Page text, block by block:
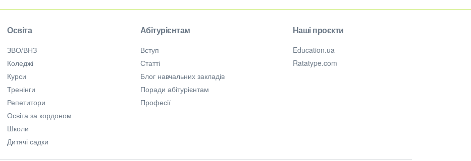
Освіта
ЗВО/ВНЗ
Коледжі
Курси
Тренінги
Репетитори
Освіта за кордоном
Школи
Дитячі садки
Абітурієнтам
Вступ
Статті
Блог навчальних закладів
Поради абітурієнтам
Професії
Наші проєкти
Education.ua
Ratatype.com